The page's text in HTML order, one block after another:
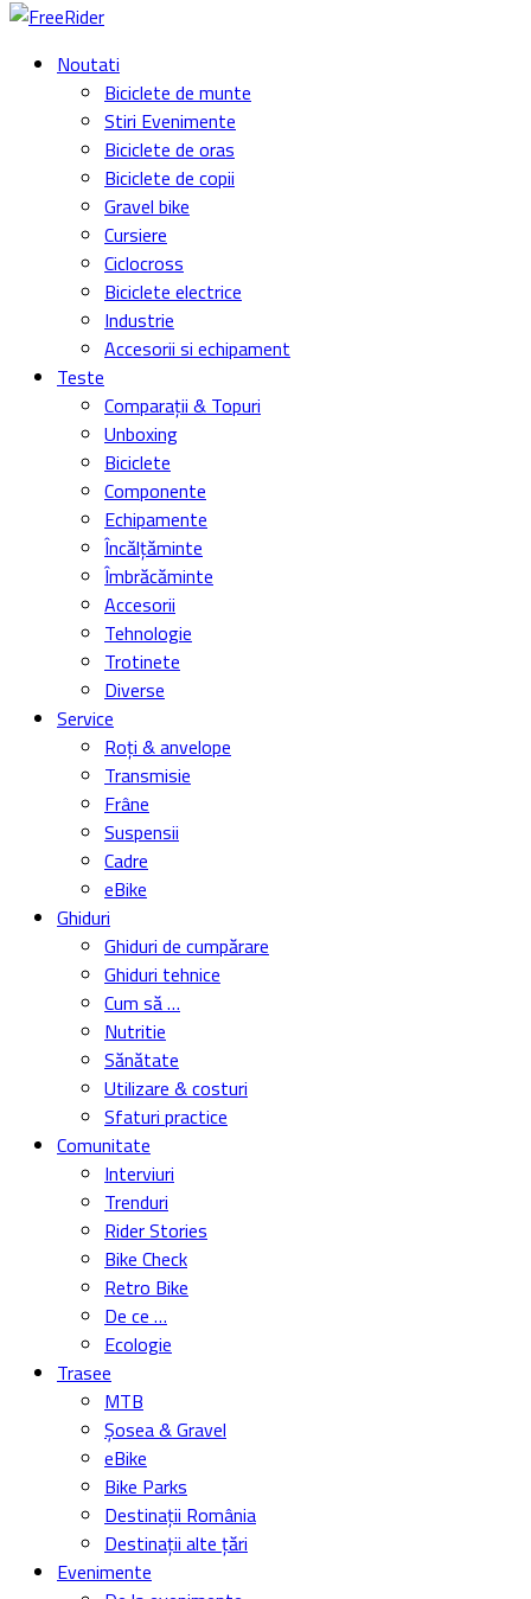
Încălțăminte
Îmbrăcăminte
Accesorii
Tehnologie
Trotinete
Diverse
Service
Roți & anvelope
Transmisie
Frâne
Suspensii
eBike
Ghiduri
Ghiduri de cumpărare
Ghiduri tehnice
Cum să …
Nutritie
Sănătate
Utilizare & costuri
Sfaturi practice
Comunitate
Interviuri
Trenduri
Rider Stories
Bike Check
Retro Bike
De ce …
Ecologie
Trasee
MTB
Șosea & Gravel
eBike
Bike Parks
Destinații România
Destinații alte țări
Evenimente
De la evenimente
România
Internațional
Turul Romaniei
Turul Sibiului
Turul Franței
Giro d’Italia
Vuelta a España
Critérium du Dauphiné
Cape Epic
Video
electrobike
bike advisor
Teste biciclete
cazari bike friendly
Service biciclete
Inchirieri biciclete